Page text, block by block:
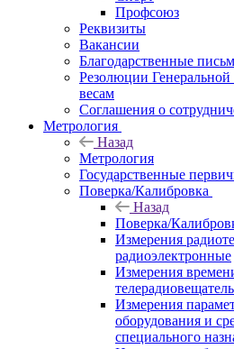
Профсоюз
Реквизиты
Вакансии
Благодарственные
Резолюции
весам
Соглашения о
Метрология
Назад
Метрология
Государственные
Поверка/Калибровка
Назад
Поверка/
Измерения
радиоэлектронные
Измерения
Измерения
оборудования и
специального